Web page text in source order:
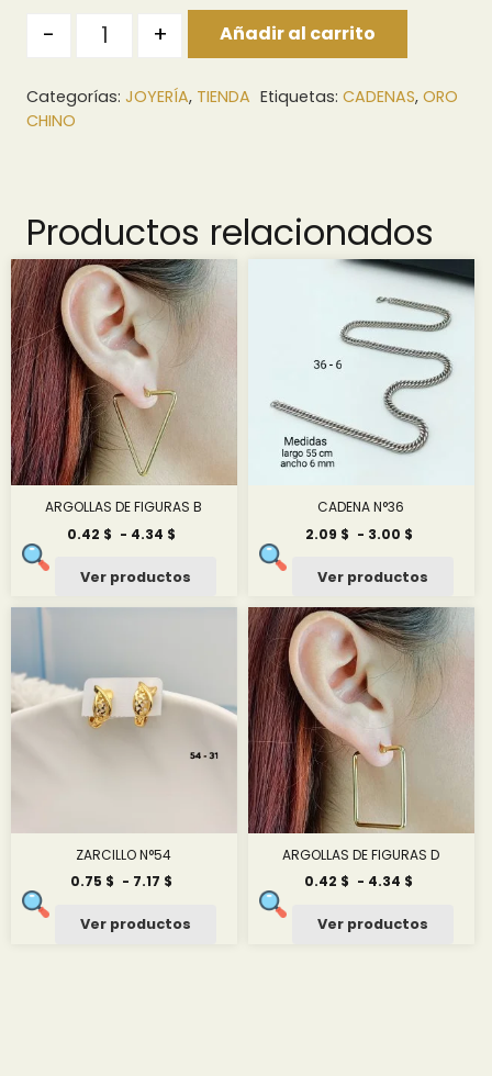
- + Añadir al carrito
Categorías: JOYERÍA, TIENDA Etiquetas: CADENAS, ORO
CHINO
Productos relacionados
ARGOLLAS DE FIGURAS B
0.42 $ - 4.34 $
desde
0.42 $
Ver productos
CADENA N°36
2.09 $ - 3.00 $
desde
2.09 $
hasta
3.00 $
Ver productos
ZARCILLO N°54
0.75 $ - 7.17 $
desde
Ver productos
ARGOLLAS DE FIGURAS D
0.42 $ - 4.34 $
desde
Ver productos